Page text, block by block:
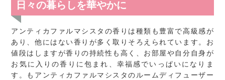
日々の暮らしを華やかに
アンティカファルマシスタの香りは種類も豊富で高級感が
あり、他にはない香りが多く取りそろえられています。お
値段はしますが香りの持続性も高く、お部屋や自分自身が
お気に入りの香りに包まれ、幸福感でいっぱいになりま
す。もアンティカファルマシスタのルームディフューザー